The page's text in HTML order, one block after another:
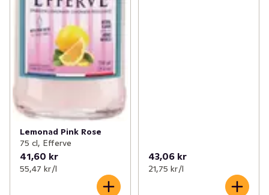
Lemonad Pink Rose
75 cl, Efferve
41,60 kr
55,47 kr /l
43,06 kr
21,75 kr /l